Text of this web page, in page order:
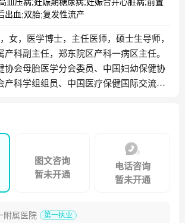
血压病;妊娠期糖尿病;妊娠合并心脏病;前置
出血;双胎;复发性流产
女，医学博士，主任医师，硕士生导师，
产科副主任，郑东院区产科一病区主任。
协会母胎医学分会委员、中国妇幼保健协
产科学组组员、中国医疗保健国际交流促
学组副组长、河南省妇幼保健协会高危妊
作30年，理论知识扎实，临床经验丰富，
、疑难病的诊断和治疗，擅长处理胎儿医
合并症、并发症及急危重症，如TTTS、双
双胎选择性生长受限、妊娠期高血压病、
并甲状腺疾病、妊娠合并系统性红斑狼疮、
图文咨询
暂未开通
电话咨询
暂未开通
附属医院 第一执业